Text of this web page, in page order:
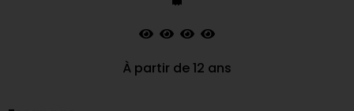
À partir de 12 ans